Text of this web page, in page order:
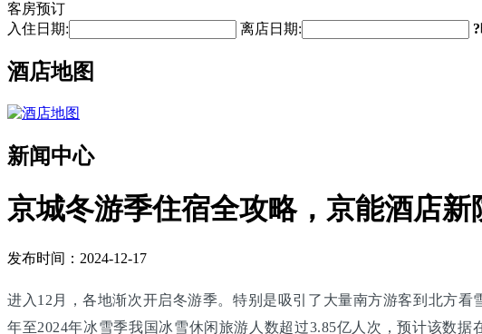
客房预订
入住日期:
离店日期: ?
酒店地图
新闻中心
京城冬游季住宿全攻略，京能酒店新
发布时间：2024-12-17
进入12月，各地渐次开启冬游季。特别是吸引了大量南方游客到北方
年至2024年冰雪季我国冰雪休闲旅游人数超过3.85亿人次，预计该数